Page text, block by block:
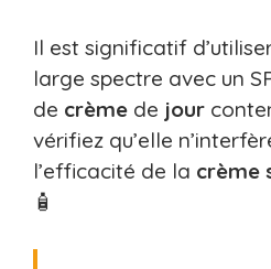
Il est significatif
large spectre avec un
de crème de jour
vérifiez qu’elle
l’efficacité de la crème
🧴